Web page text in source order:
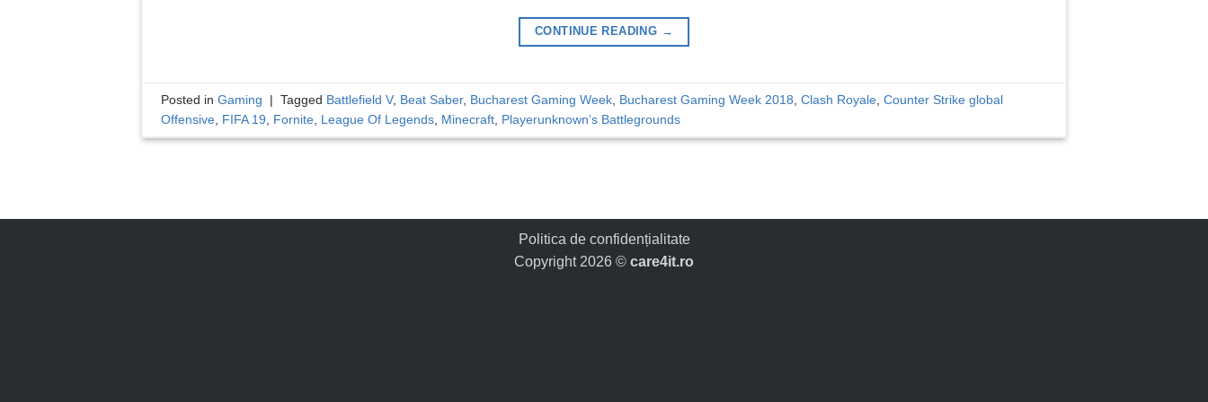
CONTINUE READING →
Posted in Gaming | Tagged Battlefield V, Beat Saber, Bucharest Gaming Week, Bucharest Gaming Week 2018 Clash Royale, Counter Strike global
Offensive, FIFA 19 Fornite, League Of Legends, Minecraft, Playerunknown’s Battlegrounds
Politica de confidențialitate
Copyright 2026 © care4it.ro